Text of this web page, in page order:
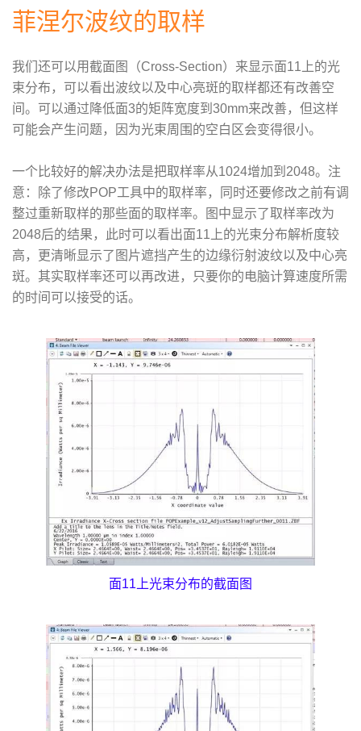
菲涅尔波纹的取样
我们还可以用截面图（Cross-Section）来显示面11上的光
束分布，可以看出波纹以及中心亮斑的取样都还有改善空
间。可以通过降低面3的矩阵宽度到30mm来改善，但这样
可能会产生问题，因为光束周围的空白区会变得很小。
一个比较好的解决办法是把取样率从1024增加到2048。注
意：除了修改POP工具中的取样率，同时还要修改之前有调
整过重新取样的那些面的取样率。图中显示了取样率改为
2048后的结果，此时可以看出面11上的光束分布解析度较
高，更清晰显示了图片遮挡产生的边缘衍射波纹以及中心亮
斑。其实取样率还可以再改进，只要你的电脑计算速度所需
的时间可以接受的话。
面11上光束分布的截面图